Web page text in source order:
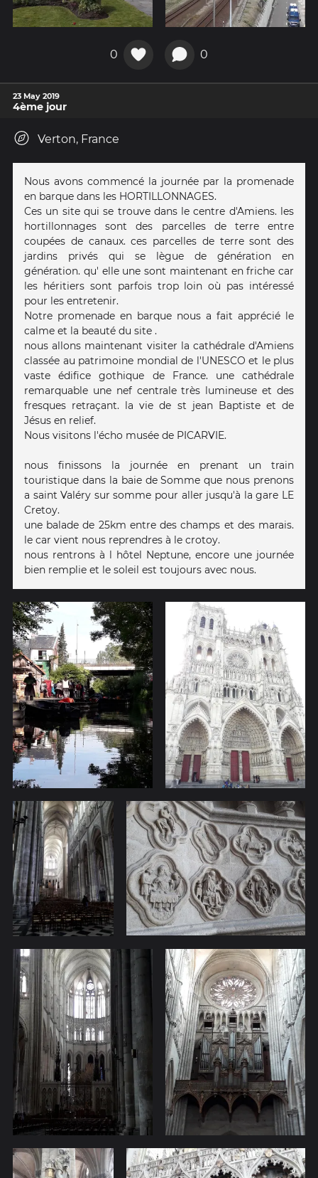
0 0
23 May 2019
4ème jour
Verton, France
Nous avons commencé la journée par la promenade
en barque dans les HORTILLONNAGES.
Ces un site qui se trouve dans le centre d'Amiens. les
hortillonnages sont des parcelles de terre entre
coupées de canaux. ces parcelles de terre sont des
jardins privés qui se lègue de génération en
génération. qu' elle une sont maintenant en friche car
les héritiers sont parfois trop loin où pas intéressé
pour les entretenir.
Notre promenade en barque nous a fait apprécié le
calme et la beauté du site .
nous allons maintenant visiter la cathédrale d'Amiens
classée au patrimoine mondial de l'UNESCO et le plus
vaste édifice gothique de France. une cathédrale
remarquable une nef centrale très lumineuse et des
fresques retraçant. la vie de st jean Baptiste et de
Jésus en relief.
Nous visitons l'écho musée de PICARVIE.
nous finissons la journée en prenant un train
touristique dans la baie de Somme que nous prenons
a saint Valéry sur somme pour aller jusqu'à la gare LE
Cretoy.
une balade de 25km entre des champs et des marais.
le car vient nous reprendres à le crotoy.
nous rentrons à l hôtel Neptune, encore une journée
bien remplie et le soleil est toujours avec nous.